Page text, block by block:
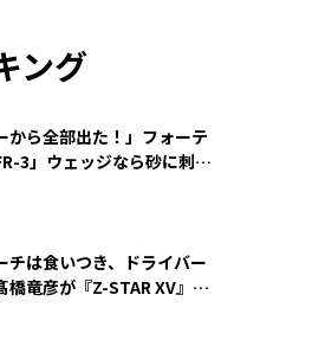
ング
から全部出た！」フォーテ
3」ウェッジなら砂に刺さ
チは食いつき、ドライバー
橋竜彦が『Z-STAR XV』を